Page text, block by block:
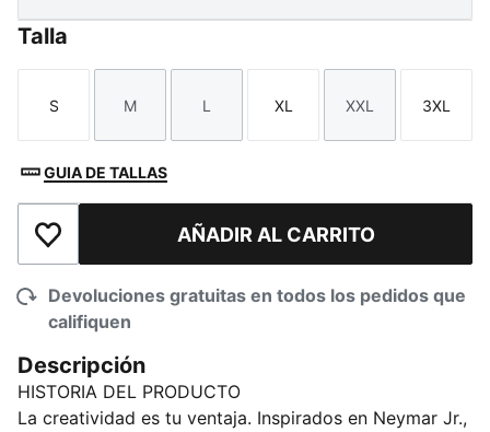
Talla
Talla
S
Talla
M
Talla
L
Talla
XL
Talla
XXL
Talla
3XL
GUIA DE TALLAS
Añadir a la lista de deseosAÑADIR AL CARRITO
Devoluciones gratuitas en todos los pedidos que
califiquen
Descripción
HISTORIA DEL PRODUCTO
La creatividad es tu ventaja. Inspirados en Neymar Jr.,